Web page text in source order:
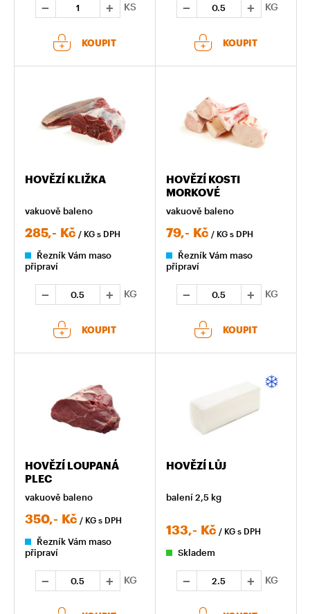
KS
KOUPIT
KG
KOUPIT
HOVĚZÍ KLIŽKA
vakuově baleno
285,- Kč / KG s DPH
Řezník Vám maso
připraví
KG
KOUPIT
HOVĚZÍ KOSTI
MORKOVÉ
vakuově baleno
79,- Kč / KG s DPH
Řezník Vám maso
připraví
KG
KOUPIT
HOVĚZÍ LOUPANÁ
PLEC
vakuově baleno
350,- Kč / KG s DPH
Řezník Vám maso
připraví
KG
HOVĚZÍ LŮJ
balení 2,5 kg
133,- Kč / KG s DPH
Skladem
KG